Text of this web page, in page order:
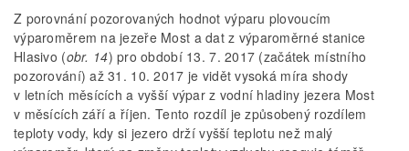
Z porovnání pozorovaných hodnot výparu plovoucím
výparoměrem na jezeře Most a dat z výparoměrné stanice
Hlasivo (obr. 14) pro období 13. 7. 2017 (začátek místního
pozorování) až 31. 10. 2017 je vidět vysoká míra shody
v letních měsících a vyšší výpar z vodní hladiny jezera Most
v měsících září a říjen. Tento rozdíl je způsobený rozdílem
teploty vody, kdy si jezero drží vyšší teplotu než malý